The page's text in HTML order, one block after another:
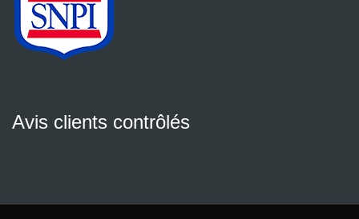
Avis clients contrôlés